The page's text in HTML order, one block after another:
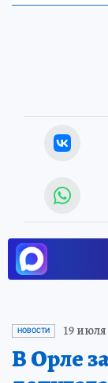
НОВОСТИ 19 июля
В Орле